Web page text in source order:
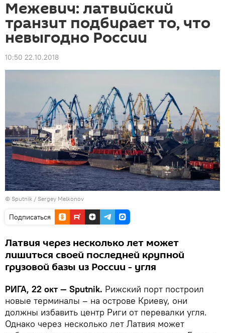
Межевич: латвийский
транзит подбирает то, что
невыгодно России
10:50 22.10.2018
© Sputnik / Sergey Melkonov
Подписаться
Латвия через несколько лет может
лишиться своей последней крупной
грузовой базы из России - угля
РИГА, 22 окт — Sputnik. Рижский порт построил
новые терминалы – на острове Криеву, они
должны избавить центр Риги от перевалки угля.
Однако через несколько лет Латвия может